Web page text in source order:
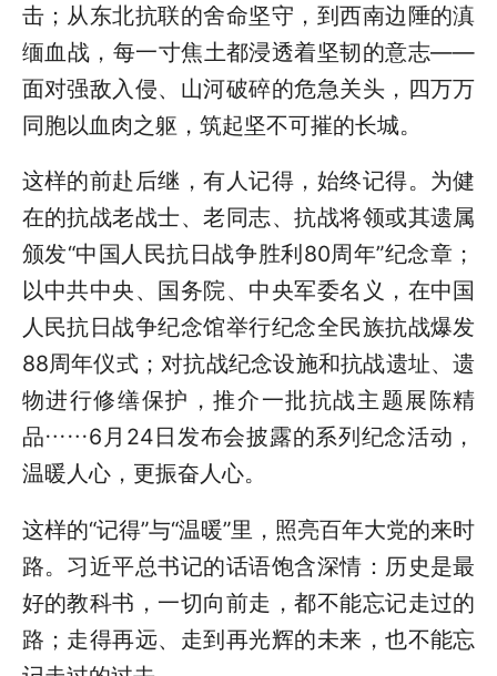
击；从东北抗联的舍命坚守，到西南边陲的滇
缅血战，每一寸焦土都浸透着坚韧的意志——
面对强敌入侵、山河破碎的危急关头，四万万
同胞以血肉之躯，筑起坚不可摧的长城。
这样的前赴后继，有人记得，始终记得。为健
在的抗战老战士、老同志、抗战将领或其遗属
颁发“中国人民抗日战争胜利80周年”纪念章；
以中共中央、国务院、中央军委名义，在中国
人民抗日战争纪念馆举行纪念全民族抗战爆发
88周年仪式；对抗战纪念设施和抗战遗址、遗
物进行修缮保护，推介一批抗战主题展陈精
品……6月24日发布会披露的系列纪念活动，
温暖人心，更振奋人心。
这样的“记得”与“温暖”里，照亮百年大党的来时
路。习近平总书记的话语饱含深情：历史是最
好的教科书，一切向前走，都不能忘记走过的
路；走得再远、走到再光辉的未来，也不能忘